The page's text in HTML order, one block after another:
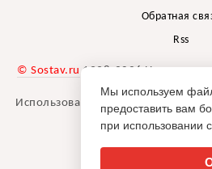
Обратная
Rss
© Sostav.ru 1998-2026
агентства
Использование материалов
указании
Мы используем
предоставить вам
при использовании